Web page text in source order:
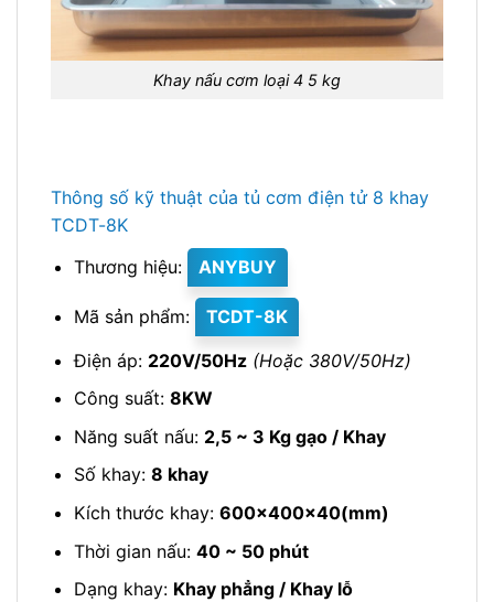
Khay nấu cơm loại 4 5 kg
Thông số kỹ thuật của tủ cơm điện tử 8 khay
TCDT-8K
Thương hiệu:
ANYBUY
Mã sản phẩm:
TCDT-8K
Điện áp: 220V/50Hz (Hoặc 380V/50Hz)
Công suất: 8KW
Năng suất nấu: 2,5 ~ 3 Kg gạo / Khay
Số khay: 8 khay
Kích thước khay: 600x400x40(mm)
Thời gian nấu: 40 ~ 50 phút
Dạng khay: Khay phẳng / Khay lỗ